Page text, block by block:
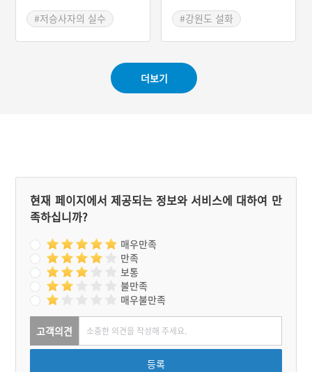
굴레벙거지 쓴 놈에게 어느
면에 사는 김용운을 잡아와
야 하는데 잘못 데려왔다고
김용운이 아들을 시켜 전라
도 무슨 면의 이장에게 편지
를 보낸다. 회답이 온 것을
#저승사자의 실수
은 16세에 죽는다. 저승에
간 소년은 저승의 착오를 바
로 잡고 수명을 연장한다.
처녀를 만난 소년은 그녀를
살려달라고 한다. 저승에서
는 처녀의 수명을 늘려주고
은 처녀의 집안 어른들에게
저승에서 있었던 일을 이야
기하고, 두 사람은 천생배필
#강원도 설화
#관혼상제 설화
더보기
현재 페이지에서 제공되는 정보와 서비스에 대하여 만
족하십니까?
매우만족
만족
보통
불만족
매우불만족
고객의견
등록